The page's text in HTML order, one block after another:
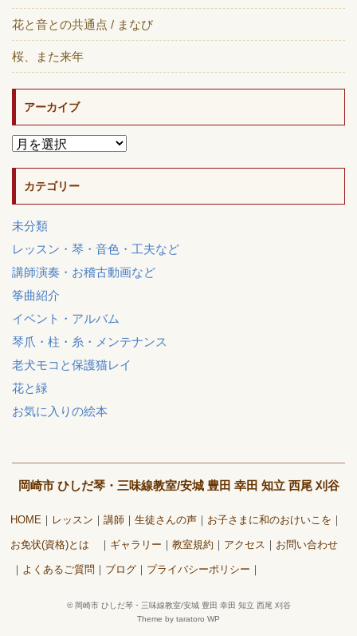
花と音との共通点 / まなび
桜、また来年
アーカイブ
カテゴリー
未分類
レッスン・琴・音色・工夫など
講師演奏・お稽古動画など
筝曲紹介
イベント・アルバム
琴爪・柱・糸・メンテナンス
老犬モコと保護猫レイ
花と緑
お気に入りの絵本
岡崎市 ひしだ琴・三味線教室/安城 豊田 幸田 知立 西尾 刈谷
HOME レッスン 講師 生徒さんの声 お子さまに和のおけいこを
お免状(資格)とは ギャラリー 教室規約 アクセス お問い合わせ
よくあるご質問 ブログ プライバシーポリシー
© 岡崎市 ひしだ琴・三味線教室/安城 豊田 幸田 知立 西尾 刈谷
Theme by taratoro WP